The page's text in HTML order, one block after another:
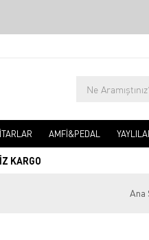
AMFİ&PEDAL
KARGO
Ana